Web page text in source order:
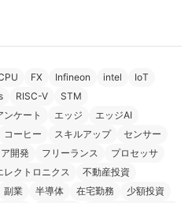
FX Infineon intel
IoT
RISC-V
STM
ンケート エッジ
エッジAI
コーヒー スキルアップ
センサー
開発 フリーランス
プロセッサ
レクトロニクス
不動産投資
副業 半導体 在宅勤務
少額投資